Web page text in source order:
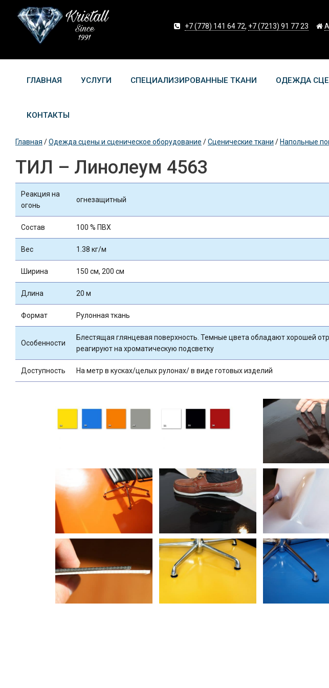
+7 (778) 141 64 72, +7 (7213) 91 77 23
ГЛАВНАЯ УСЛУГИ СПЕЦИАЛИЗИРОВАННЫЕ ТКАНИ ОДЕЖДА
КОНТАКТЫ
Главная /Одежда сцены и сценическое оборудование /Сценические ткани /Напольные
TИЛ – Линолеум 4563
Реакция на
огонь
огнезащитный
Состав 100 % ПВХ
Вес 1.38 кг/м
Ширина 150 см, 200 см
Длина 20 м
Формат Рулонная ткань
Особенности
Блестящая глянцевая поверхность. Темные цвета обладают хорошей
реагируют на хроматическую подсветку
Доступность На метр в кусках/целых рулонах/ в виде готовых изделий